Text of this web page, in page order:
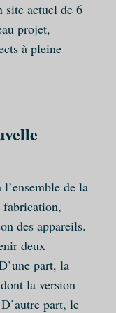
site actuel de 6
projet,
à pleine
de la
fabrication,
des appareils.
deux
part, la
la version
part, le